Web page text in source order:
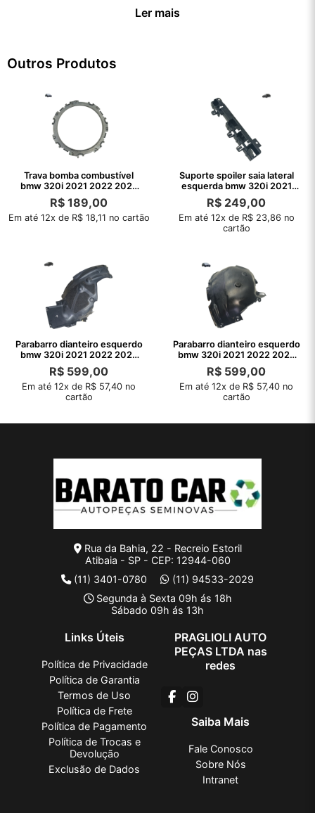
Ler mais
Outros Produtos
Trava bomba combustível
bmw 320i 2021 2022 2023
2024
R$ 189,00
Em até 12x de R$ 18,11 no cartão
Suporte spoiler saia lateral
esquerda bmw 320i 2021
2022
R$ 249,00
Em até 12x de R$ 23,86 no
cartão
Parabarro dianteiro esquerdo
bmw 320i 2021 2022 2023
frente
R$ 599,00
Em até 12x de R$ 57,40 no
cartão
Parabarro dianteiro esquerdo
bmw 320i 2021 2022 2023
2024
R$ 599,00
Em até 12x de R$ 57,40 no
cartão
Rua da Bahia, 22 - Recreio Estoril
Atibaia - SP - CEP: 12944-060
(11) 3401-0780
(11) 94533-2029
Segunda à Sexta 09h ás 18h
Sábado 09h ás 13h
Links Úteis
Política de Privacidade
Política de Garantia
Termos de Uso
Política de Frete
Política de Pagamento
Política de Trocas e
Devolução
Exclusão de Dados
PRAGLIOLI AUTO
PEÇAS LTDA nas
redes
Saiba Mais
Fale Conosco
Sobre Nós
Intranet